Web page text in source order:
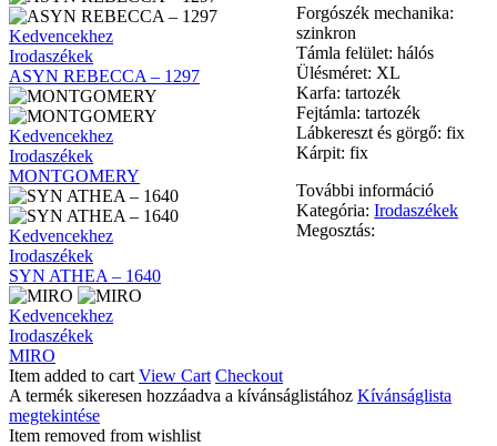
Forgószék mechanika:
szinkron
Támla felület: hálós
Ülésméret: XL
Karfa: tartozék
Fejtámla: tartozék
Lábkereszt és görgő: fix
Kárpit: fix
További információ
Kategória:Irodaszékek
Megosztás:
ASYN
REBECCA
–
1297
Kedvencekhez
Irodaszékek
ASYN REBECCA – 1297
MONTGOMERY
Kedvencekhez
Irodaszékek
MONTGOMERY
SYN
ATHEA
–
1640
Kedvencekhez
Irodaszékek
SYN ATHEA – 1640
MIRO
Kedvencekhez
Irodaszékek
MIRO
Item added to cart View Cart Checkout
A termék sikeresen hozzáadva a kívánságlistához Kívánságlista
megtekintése
Item removed from wishlist